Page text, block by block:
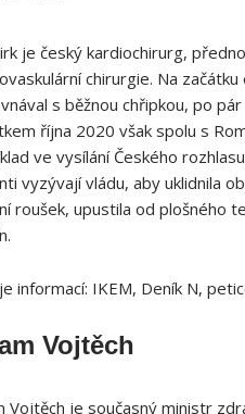
je český kardiochirurg,
chirurgie. Na
s běžnou chřipkou, po
října 2020 však spolu s
ve vysílání Českého
vyzývají vládu, aby uklidnila
roušek, upustila od plošného
informací: IKEM, Deník N,
Vojtěch
Vojtěch je současný ministr